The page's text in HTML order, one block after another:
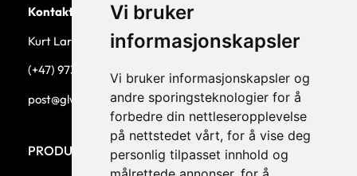
Vi bruker
informasjonskapsler
Vi bruker informasjonskapsler og
andre sporingsteknologier for å
forbedre din nettleseropplevelse
på nettstedet vårt, for å vise deg
personlig tilpasset innhold og
Kontaktperson
Kurt Larsen, daglig leder.
(+47) 973 33 332
post@glw.no
PRODUKTKATEGORIER